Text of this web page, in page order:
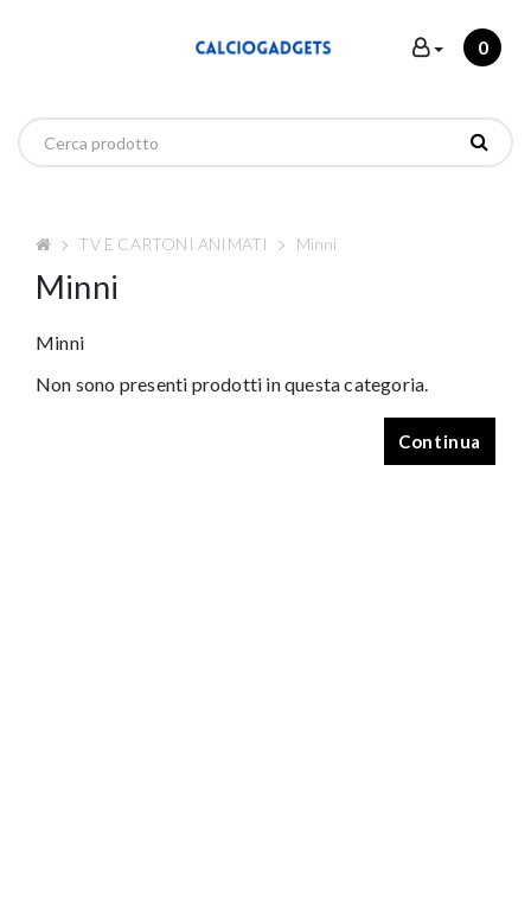
0
TV E CARTONI ANIMATI Minni
Minni
Minni
Non sono presenti prodotti in questa categoria.
Continua